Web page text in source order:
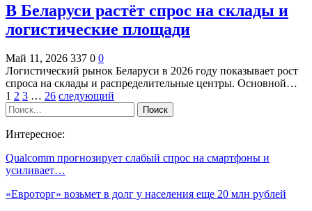
В Беларуси растёт спрос на склады и
логистические площади
Май 11, 2026 337 0 0
Логистический рынок Беларуси в 2026 году показывает рост
спроса на склады и распределительные центры. Основной…
1 2 3 … 26 следующий
Интересное:
Qualcomm прогнозирует слабый спрос на смартфоны и
усиливает…
«Евроторг» возьмет в долг у населения еще 20 млн рублей